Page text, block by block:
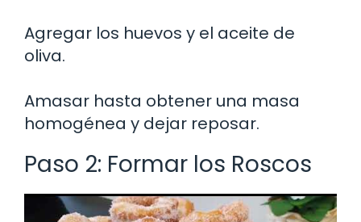
Agregar los huevos y el aceite de
oliva.
Amasar hasta obtener una masa
homogénea y dejar reposar.
Paso 2: Formar los Roscos